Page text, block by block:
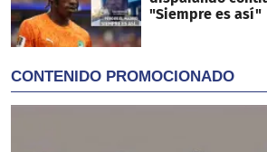
"Siempre es así"